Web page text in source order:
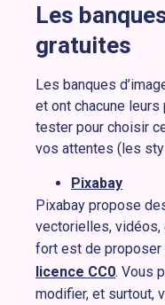
Les
gratuites
Les banques
et ont chacune
tester pour choisir
vos attentes (les
Pixabay
Pixabay propose
vectorielles,
fort est de
licence CC0. Vous
modifier, et surtout,